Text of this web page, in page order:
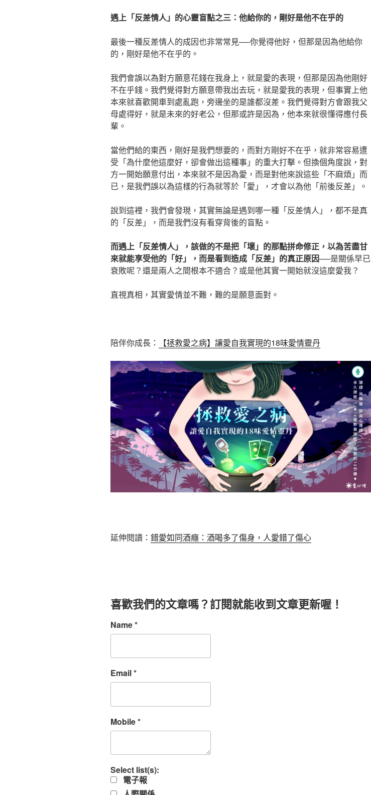
遇上「反差情人」的心靈盲點之三：他給你的，剛好是他不在乎的
最後一種反差情人的成因也非常常見──你覺得他好，但那是因為他給你
的，剛好是他不在乎的。
我們會誤以為對方願意花錢在我身上，就是愛的表現，但那是因為他剛好
不在乎錢。我們覺得對方願意帶我出去玩，就是愛我的表現，但事實上他
本來就喜歡開車到處亂跑，旁邊坐的是誰都沒差。我們覺得對方會跟我父
母處得好，就是未來的好老公，但那或許是因為，他本來就很懂得應付長
輩。
當他們給的東西，剛好是我們想要的，而對方剛好不在乎，就非常容易遭
受「為什麼他這麼好，卻會做出這種事」的重大打擊。但換個角度說，對
方一開始願意付出，本來就不是因為愛，而是對他來說這些「不麻煩」而
已，是我們誤以為這樣的行為就等於「愛」，才會以為他「前後反差」。
說到這裡，我們會發現，其實無論是遇到哪一種「反差情人」，都不是真
的「反差」，而是我們沒有看穿背後的盲點。
而遇上「反差情人」，該做的不是把「壞」的那點拼命修正，以為苦盡甘
來就能享受他的「好」，而是看到造成「反差」的真正原因──是關係早已
衰敗呢？還是兩人之間根本不適合？或是他其實一開始就沒這麼愛我？
直視真相，其實愛情並不難，難的是願意面對。
陪伴你成長： 【拯救愛之病】讓愛自我實現的18味愛情靈丹
延伸閱讀： 錯愛如同酒癮：酒喝多了傷身，人愛錯了傷心
喜歡我們的文章嗎？訂閱就能收到文章更新喔！
Name*
Email*
Mobile*
Select list(s):
電子報